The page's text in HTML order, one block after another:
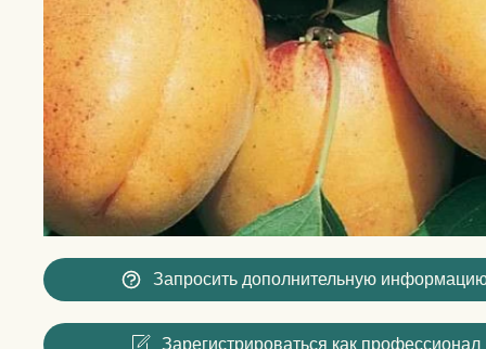
Запросить дополнительную
Зарегистрироваться как профессионал